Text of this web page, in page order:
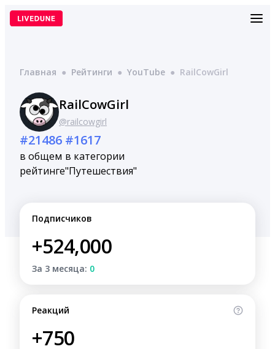
Перейти
Главная ● Рейтинги ● YouTube ● RailCowGirl
RailCowGirl
@railcowgirl
#21486
в общем
рейтинге
#1617
в категории
"Путешествия"
Подписчиков
+524,000
За 3 месяца: 0
Реакций
+750